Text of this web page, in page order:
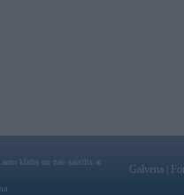
klubs un nav saistīts ar
Galvena